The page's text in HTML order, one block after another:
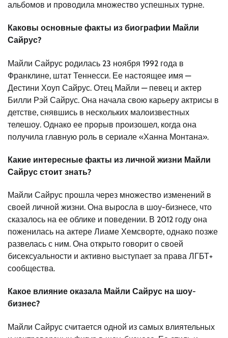
альбомов и проводила множество успешных турне.
Каковы основные факты из биографии Майли
Сайрус?
Майли Сайрус родилась 23 ноября 1992 года в
Франклине, штат Теннесси. Ее настоящее имя —
Дестини Хоуп Сайрус. Отец Майли — певец и актер
Билли Рэй Сайрус. Она начала свою карьеру актрисы в
детстве, снявшись в нескольких малоизвестных
телешоу. Однако ее прорыв произошел, когда она
получила главную роль в сериале «Ханна Монтана».
Какие интересные факты из личной жизни Майли
Сайрус стоит знать?
Майли Сайрус прошла через множество изменений в
своей личной жизни. Она выросла в шоу-бизнесе, что
сказалось на ее облике и поведении. В 2012 году она
поженилась на актере Лиаме Хемсворте, однако позже
развелась с ним. Она открыто говорит о своей
бисексуальности и активно выступает за права ЛГБТ+
сообщества.
Какое влияние оказала Майли Сайрус на шоу-
бизнес?
Майли Сайрус считается одной из самых влиятельных